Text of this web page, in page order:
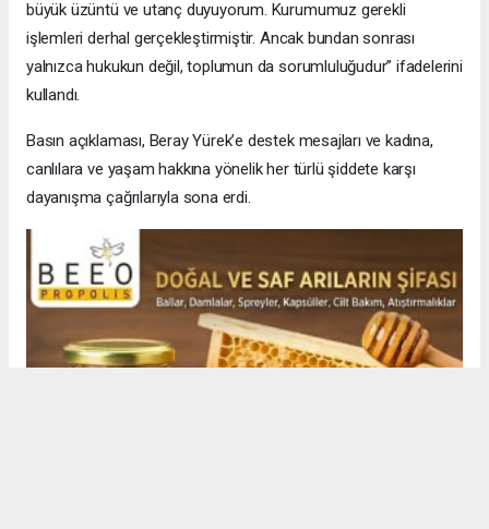
büyük üzüntü ve utanç duyuyorum. Kurumumuz gerekli
işlemleri derhal gerçekleştirmiştir. Ancak bundan sonrası
yalnızca hukukun değil, toplumun da sorumluluğudur” ifadelerini
kullandı.
Basın açıklaması, Beray Yürek’e destek mesajları ve kadına,
canlılara ve yaşam hakkına yönelik her türlü şiddete karşı
dayanışma çağrılarıyla sona erdi.